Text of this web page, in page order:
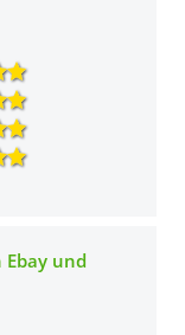
und